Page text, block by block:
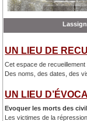
UN LIEU DE
Cet espace de
Des noms, des dates, des
UN LIEU
Evoquer les morts des
Les victimes de la